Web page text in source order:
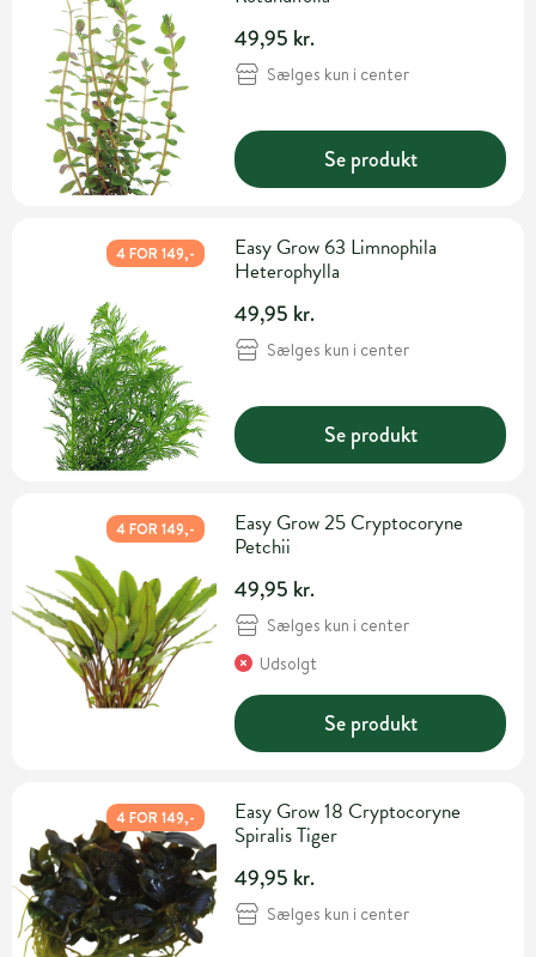
49,95 kr.
Sælges kun i center
Se produkt
4 FOR 149,-
Easy Grow 63 Limnophila
Heterophylla
49,95 kr.
Sælges kun i center
Se produkt
4 FOR 149,-
Easy Grow 25 Cryptocoryne
Petchii
49,95 kr.
Sælges kun i center
Udsolgt
Se produkt
4 FOR 149,-
Easy Grow 18 Cryptocoryne
Spiralis Tiger
49,95 kr.
Sælges kun i center